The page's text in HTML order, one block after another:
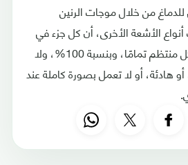
من خلال موجات الرنين
الأشعة الأخرى، أن كل جزء في
مخ الإنسان يعمل بشكل منتظم تمامًا، وبنسبة 100%، ولا
هادئة، أو لا تعمل بصورة كاملة عند